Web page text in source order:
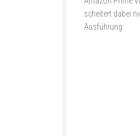
scheitert dabei
Ausführung.